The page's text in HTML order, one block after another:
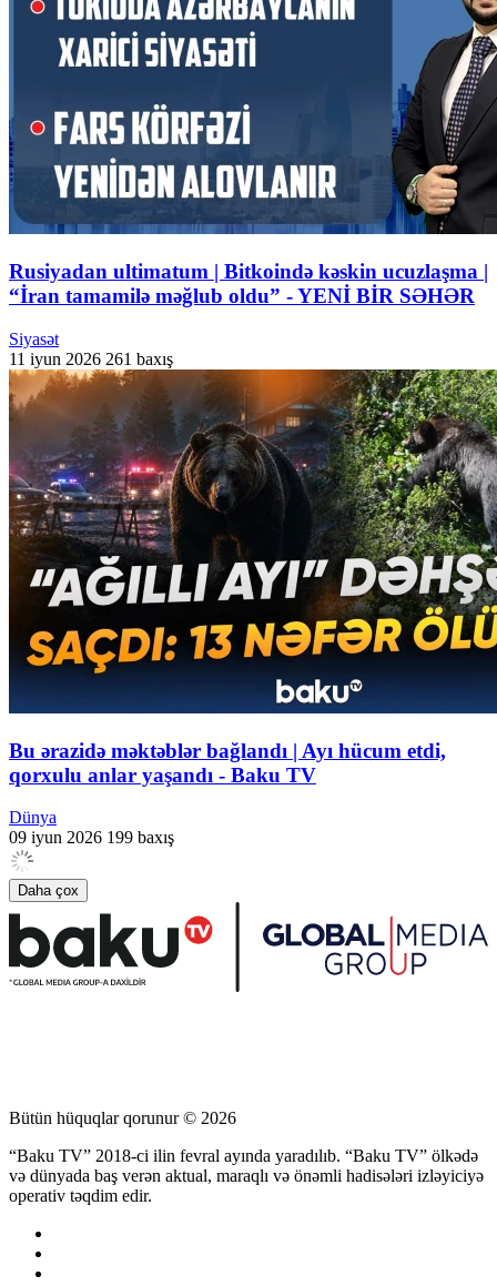
Rusiyadan ultimatum | Bitkoində kəskin ucuzlaşma |
“İran tamamilə məğlub oldu” - YENİ BİR SƏHƏR
Siyasət
11 iyun 2026 261 baxış
Bu ərazidə məktəblər bağlandı | Ayı hücum etdi,
qorxulu anlar yaşandı - Baku TV
Dünya
09 iyun 2026 199 baxış
Daha çox
Bütün hüquqlar qorunur © 2026
“Baku TV” 2018-ci ilin fevral ayında yaradılıb. “Baku TV” ölkədə
və dünyada baş verən aktual, maraqlı və önəmli hadisələri izləyiciyə
operativ təqdim edir.